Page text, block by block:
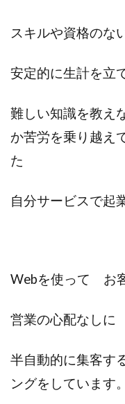
スキルや資格の
安定的に生計を立
難しい知識を教え
か苦労を乗り越え
た
自分サービスで起
Webを使って お
営業の心配なしに
半自動的に集客す
ングをしています。